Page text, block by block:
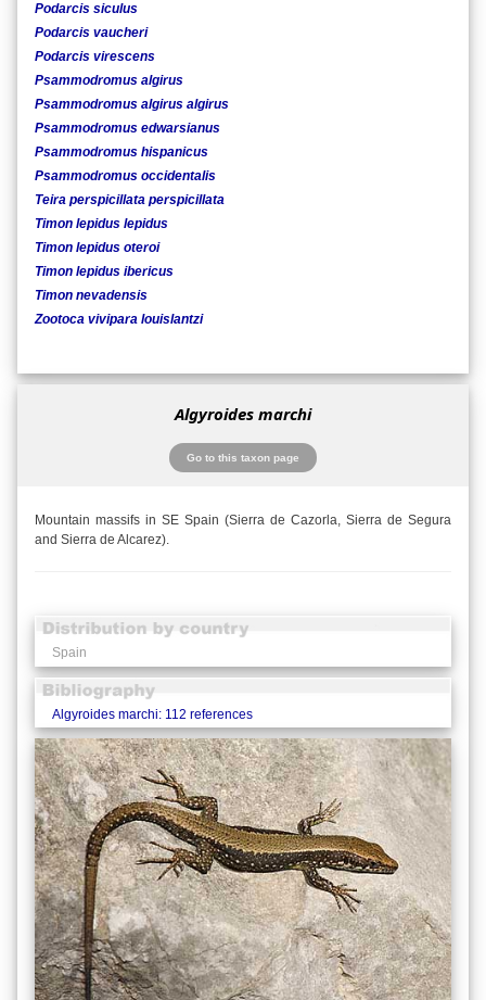
Podarcis siculus
Podarcis vaucheri
Podarcis virescens
Psammodromus algirus
Psammodromus algirus algirus
Psammodromus edwarsianus
Psammodromus hispanicus
Psammodromus occidentalis
Teira perspicillata perspicillata
Timon lepidus lepidus
Timon lepidus oteroi
Timon lepidus ibericus
Timon nevadensis
Zootoca vivipara louislantzi
Algyroides marchi
Go to this taxon page
Mountain massifs in SE Spain (Sierra de Cazorla, Sierra de Segura
and Sierra de Alcarez).
Spain
Algyroides marchi: 112 references